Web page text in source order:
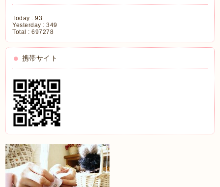
Today :93
Yesterday :349
Total :697278
携帯サイト